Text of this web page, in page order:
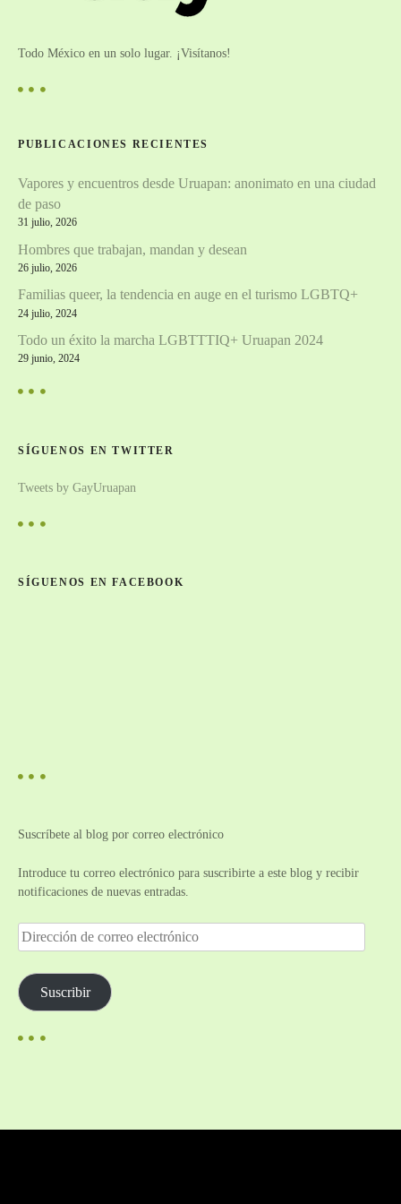
Todo México en un solo lugar. ¡Visítanos!
PUBLICACIONES RECIENTES
Vapores y encuentros desde Uruapan: anonimato en una ciudad
de paso
31 julio, 2026
Hombres que trabajan, mandan y desean
26 julio, 2026
Familias queer, la tendencia en auge en el turismo LGBTQ+
24 julio, 2024
Todo un éxito la marcha LGBTTTIQ+ Uruapan 2024
29 junio, 2024
SÍGUENOS EN TWITTER
Tweets by GayUruapan
SÍGUENOS EN FACEBOOK
Suscríbete al blog por correo electrónico
Introduce tu correo electrónico para suscribirte a este blog y recibir
notificaciones de nuevas entradas.
D
i
e
c
i
Suscribir